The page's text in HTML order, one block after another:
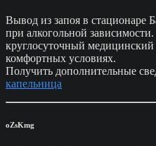
Вывод из запоя в
при алкогольной
круглосуточный
комфортных условиях.
Получить дополнительные
капельница
oZsKmg